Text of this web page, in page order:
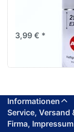
3,99 € *
Informationen
Service, Versand
Firma,